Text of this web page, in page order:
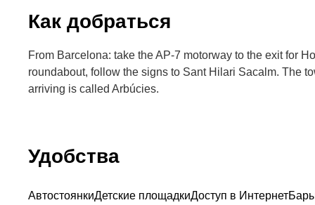
Как добраться
From Barcelona: take the AP-7 motorway to the exit for
roundabout, follow the signs to Sant Hilari Sacalm. The
arriving is called Arbúcies.
Удобства
АвтостоянкиДетские площадкиДоступ в Интернет